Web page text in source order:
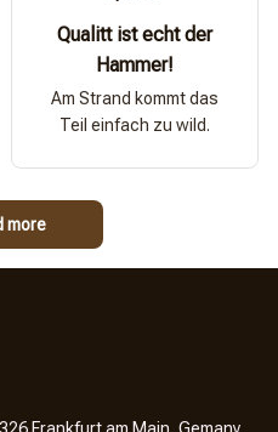
Qualitt ist echt der
Hammer!
Am Strand kommt das
Teil einfach zu wild.
more